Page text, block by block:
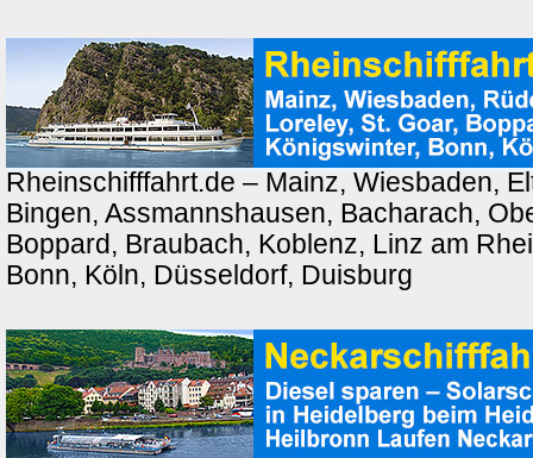
Rheinschifffahrt.de – Mainz, Wiesbaden,
Bingen, Assmannshausen, Bacharach,
Boppard, Braubach, Koblenz, Linz am
Bonn, Köln, Düsseldorf, Duisburg